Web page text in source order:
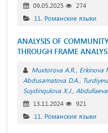
09.05.2025
274
11. Романские языки
ANALYSIS OF
THROUGH FRAME
Muxtorova A.R. Erkinova
Abdusamatova D.A.
Suydinqulova X.J. Abdullaeva
13.11.2024
921
11. Романские языки